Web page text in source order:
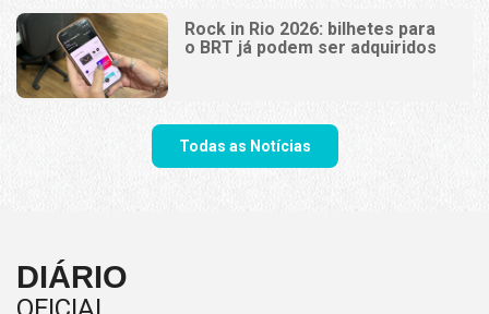
Rock in Rio 2026: bilhetes para
o BRT já podem ser adquiridos
Todas as Notícias
DIÁRIO